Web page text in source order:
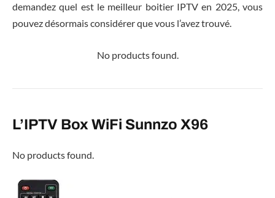
demandez quel est le meilleur boitier IPTV en 2025, vous
pouvez désormais considérer que vous l’avez trouvé.
No products found.
L’IPTV Box WiFi Sunnzo X96
No products found.